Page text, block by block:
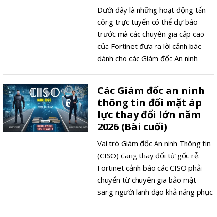
Dưới đây là những hoạt động tấn
công trực tuyến có thể dự báo
trước mà các chuyên gia cấp cao
của Fortinet đưa ra lời cảnh báo
dành cho các Giám đốc An ninh
Các Giám đốc an ninh
thông tin đối mặt áp
lực thay đổi lớn năm
2026 (Bài cuối)
Vai trò Giám đốc An ninh Thông tin
(CISO) đang thay đổi từ gốc rễ.
Fortinet cảnh báo các CISO phải
chuyển từ chuyên gia bảo mật
sang người lãnh đạo khả năng phục